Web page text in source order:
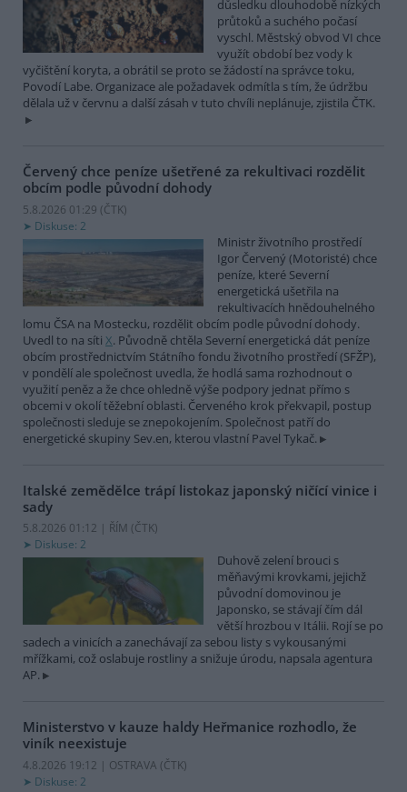
důsledku dlouhodobě nízkých
průtoků a suchého počasí
vyschl. Městský obvod VI chce
využít období bez vody k
vyčištění koryta, a obrátil se proto se žádostí na správce toku,
Povodí Labe. Organizace ale požadavek odmítla s tím, že údržbu
dělala už v červnu a další zásah v tuto chvíli neplánuje, zjistila ČTK.
Červený chce peníze ušetřené za rekultivaci rozdělit
obcím podle původní dohody
5.8.2026 01:29 (ČTK)
Diskuse: 2
Ministr životního prostředí
Igor Červený (Motoristé) chce
peníze, které Severní
energetická ušetřila na
rekultivacích hnědouhelného
lomu ČSA na Mostecku, rozdělit obcím podle původní dohody.
Uvedl to na síti X. Původně chtěla Severní energetická dát peníze
obcím prostřednictvím Státního fondu životního prostředí (SFŽP),
v pondělí ale společnost uvedla, že hodlá sama rozhodnout o
využití peněz a že chce ohledně výše podpory jednat přímo s
obcemi v okolí těžební oblasti. Červeného krok překvapil, postup
společnosti sleduje se znepokojením. Společnost patří do
energetické skupiny Sev.en, kterou vlastní Pavel Tykač.
Italské zemědělce trápí listokaz japonský ničící vinice i
sady
5.8.2026 01:12 | ŘÍM (ČTK)
Diskuse: 2
Duhově zelení brouci s
měňavými krovkami, jejichž
původní domovinou je
Japonsko, se stávají čím dál
větší hrozbou v Itálii. Rojí se po
sadech a vinicích a zanechávají za sebou listy s vykousanými
mřížkami, což oslabuje rostliny a snižuje úrodu, napsala agentura
AP.
Ministerstvo v kauze haldy Heřmanice rozhodlo, že
viník neexistuje
4.8.2026 19:12 | OSTRAVA (ČTK)
Diskuse: 2